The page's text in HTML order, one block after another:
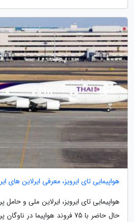
هواپیمایی تای ایرویز، معرفی ایرلاین های
هواپیمایی تای ایرویز، ایرلاین ملی و